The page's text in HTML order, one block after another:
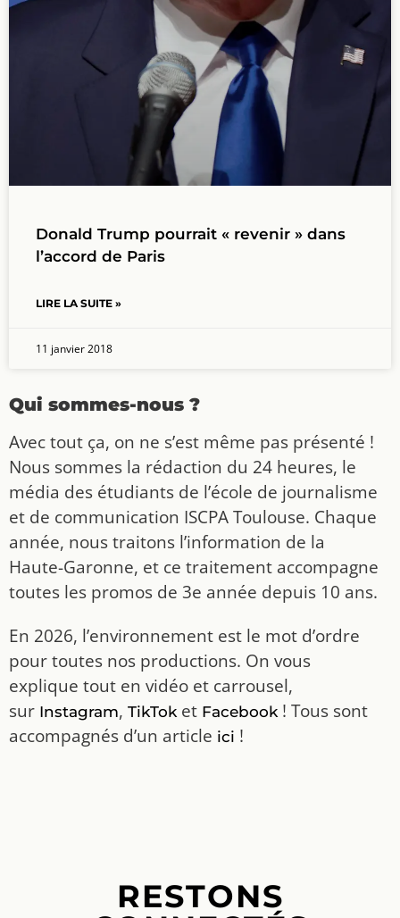
Donald Trump pourrait « revenir » dans
l’accord de Paris
LIRE LA SUITE »
11 janvier 2018
Qui sommes-nous ?
Avec tout ça, on ne s’est même pas présenté !
Nous sommes la rédaction du 24 heures, le
média des étudiants de l’école de journalisme
et de communication ISCPA Toulouse. Chaque
année, nous traitons l’information de la
Haute-Garonne, et ce traitement accompagne
toutes les promos de 3e année depuis 10 ans.
En 2026, l’environnement est le mot d’ordre
pour toutes nos productions. On vous
explique tout en vidéo et carrousel,
sur Instagram, TikToket Facebook! Tous sont
accompagnés d’un article ici !
RESTONS